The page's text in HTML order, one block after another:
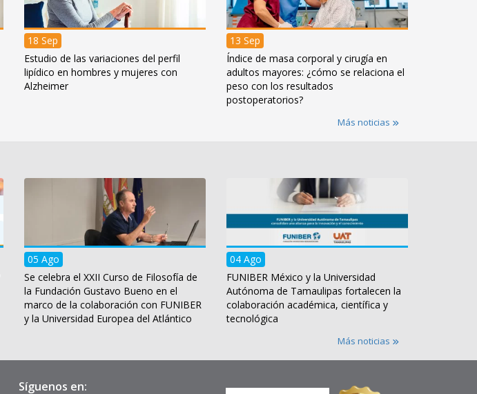
18 Sep
Estudio de las variaciones del perfil
lipídico en hombres y mujeres con
Alzheimer
13 Sep
Índice de masa corporal y cirugía en
adultos mayores: ¿cómo se relaciona el
peso con los resultados
postoperatorios?
Más noticias
05 Ago
Se celebra el XXII Curso de Filosofía de
la Fundación Gustavo Bueno en el
marco de la colaboración con FUNIBER
y la Universidad Europea del Atlántico
04 Ago
FUNIBER México y la Universidad
Autónoma de Tamaulipas fortalecen la
colaboración académica, científica y
tecnológica
Más noticias
Síguenos en: